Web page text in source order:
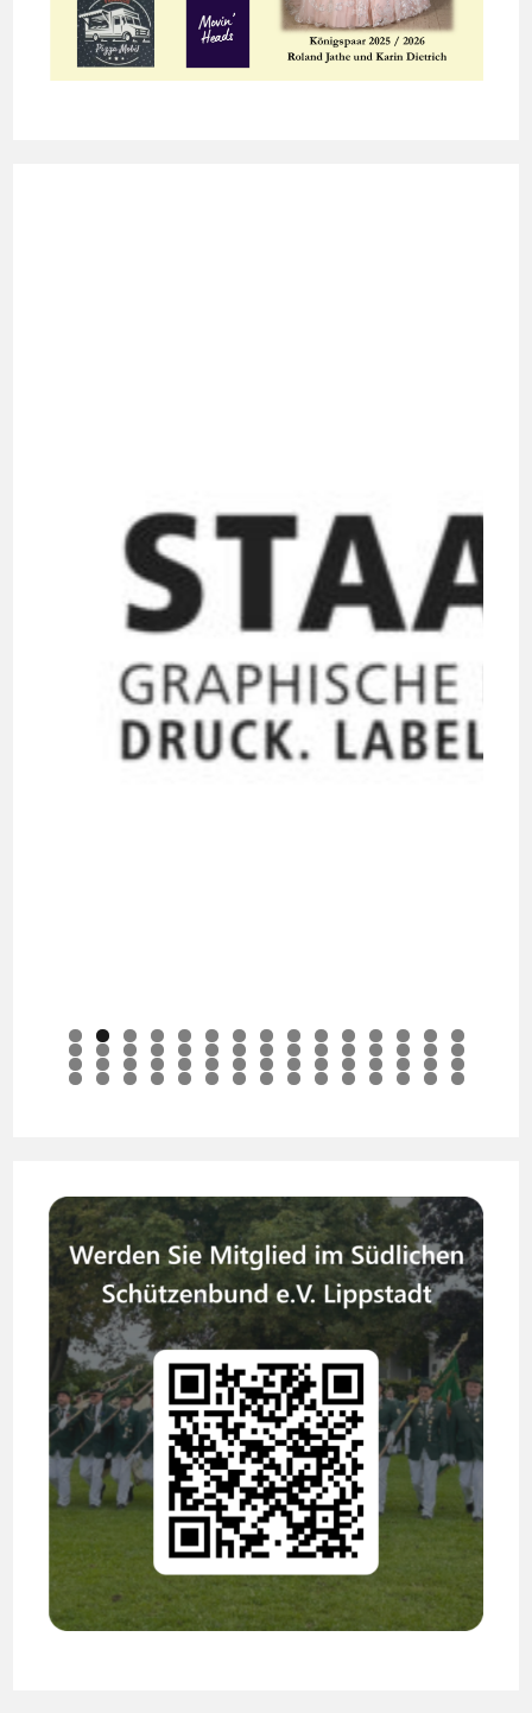
0 1 2 3 4 5
6 7 8 9 0 1 2 3 4 5 6 7 8 9 0
1 2 3 4 5 6 7 8 9 0 1 2 3 4 5
6 7 8 9 0 1 2 3 4 5 6 7 8 9 0